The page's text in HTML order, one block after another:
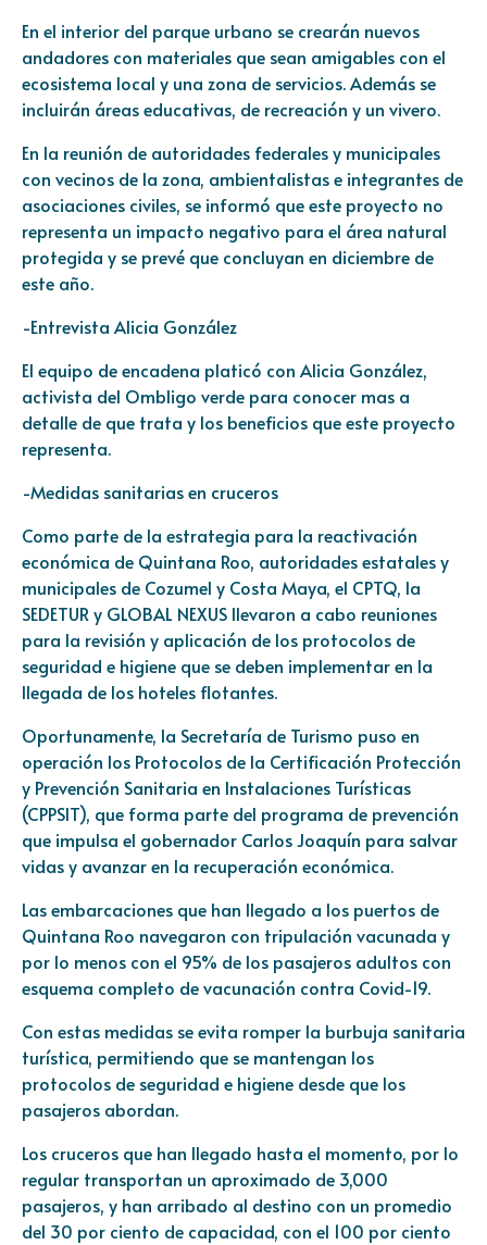
En el interior del parque urbano se crearán nuevos
andadores con materiales que sean amigables con el
ecosistema local y una zona de servicios. Además se
incluirán áreas educativas, de recreación y un vivero.
En la reunión de autoridades federales y municipales
con vecinos de la zona, ambientalistas e integrantes de
asociaciones civiles, se informó que este proyecto no
representa un impacto negativo para el área natural
protegida y se prevé que concluyan en diciembre de
este año.
-Entrevista Alicia González
El equipo de encadena platicó con Alicia González,
activista del Ombligo verde para conocer mas a
detalle de que trata y los beneficios que este proyecto
representa.
-Medidas sanitarias en cruceros
Como parte de la estrategia para la reactivación
económica de Quintana Roo, autoridades estatales y
municipales de Cozumel y Costa Maya, el CPTQ, la
SEDETUR y GLOBAL NEXUS llevaron a cabo reuniones
para la revisión y aplicación de los protocolos de
seguridad e higiene que se deben implementar en la
llegada de los hoteles flotantes.
Oportunamente, la Secretaría de Turismo puso en
operación los Protocolos de la Certificación Protección
y Prevención Sanitaria en Instalaciones Turísticas
(CPPSIT), que forma parte del programa de prevención
que impulsa el gobernador Carlos Joaquín para salvar
vidas y avanzar en la recuperación económica.
Las embarcaciones que han llegado a los puertos de
Quintana Roo navegaron con tripulación vacunada y
por lo menos con el 95% de los pasajeros adultos con
esquema completo de vacunación contra Covid-19.
Con estas medidas se evita romper la burbuja sanitaria
turística, permitiendo que se mantengan los
protocolos de seguridad e higiene desde que los
pasajeros abordan.
Los cruceros que han llegado hasta el momento, por lo
regular transportan un aproximado de 3,000
pasajeros, y han arribado al destino con un promedio
del 30 por ciento de capacidad, con el 100 por ciento